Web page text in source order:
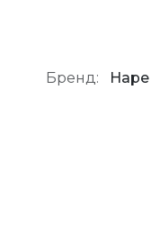
Бренд:
Hape